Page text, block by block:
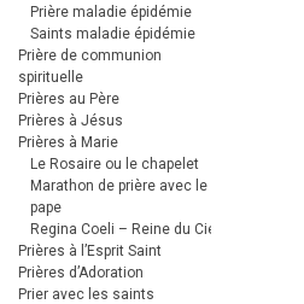
Prière maladie épidémie
Saints maladie épidémie
Prière de communion
spirituelle
Prières au Père
Prières à Jésus
Prières à Marie
Le Rosaire ou le chapelet
Marathon de prière avec le
pape
Regina Coeli – Reine du Ciel
Prières à l’Esprit Saint
Prières d’Adoration
Prier avec les saints